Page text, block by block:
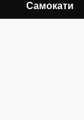
Самокати